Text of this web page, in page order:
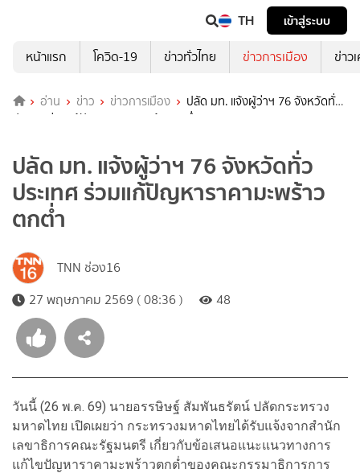
TH
เข้าสู่ระบบ
หน้าแรก
โควิด-19 ข่าวทั่วไทย ข่าวการเมือง ข่าว
อ่าน ข่าว ข่าวการเมือง
ปลัด มท. แจ้งผู้ว่าฯ 76 จังหวัดทั่ว
ประเทศ ร่วมแก้ปัญหาราคามะพร้าวตกต่ำ
ปลัด มท. แจ้งผู้ว่าฯ 76 จังหวัดทั่ว
ประเทศ ร่วมแก้ปัญหาราคามะพร้าว
ตกต่ำ
TNN ช่อง16
27 พฤษภาคม 2569 ( 08:36 )
48
วันนี้ (26 พ.ค. 69) นายอรรษิษฐ์ สัมพันธรัตน์ ปลัดกระทรวง
มหาดไทย เปิดเผยว่า กระทรวงมหาดไทยได้รับแจ้งจากสำนัก
เลขาธิการคณะรัฐมนตรี เกี่ยวกับข้อเสนอแนะแนวทางการ
แก้ไขปัญหาราคามะพร้าวตกต่ำของคณะกรรมาธิการการ